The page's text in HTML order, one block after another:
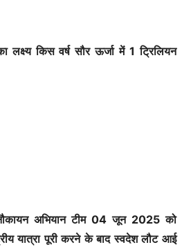
लक्ष्य किस वर्ष सौर ऊर्जा में 1 ट्रिलियन
अभियान टीम 04 जून 2025 को
यात्रा पूरी करने के बाद स्वदेश लौट आई